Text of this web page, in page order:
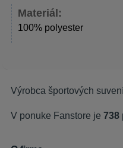
Materiál:
100% polyester
Výrobca športových
V ponuke Fanstore je 738